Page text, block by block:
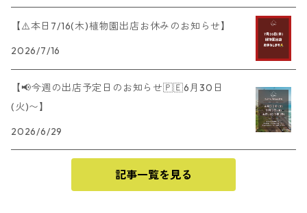
【⚠️本日7/16(木)植物園出店お休みのお知らせ】
2026/7/16
【📢今週の出店予定日のお知らせ🇵🇪6月30日
(火)〜】
2026/6/29
記事一覧を見る